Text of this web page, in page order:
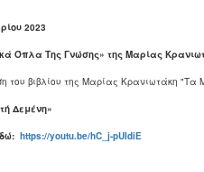
2023
Όπλα Της Γνώσης» της Μαρίας
του βιβλίου της Μαρίας Κρανιωτάκη
Δεμένη»
https://youtu.be/hC_j-pUIdiE